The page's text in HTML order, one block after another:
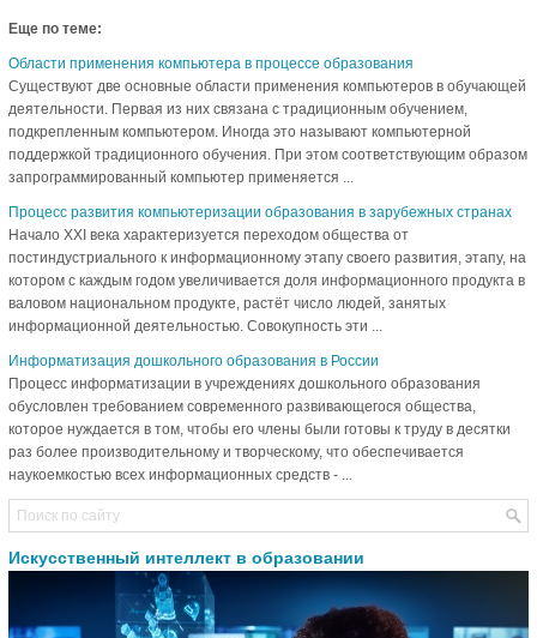
Еще по теме:
Области применения компьютера в процессе образования
Существуют две основные области применения компьютеров в обучающей
деятельности. Первая из них связана с традиционным обучением,
подкрепленным компьютером. Иногда это называют компьютерной
поддержкой традиционного обучения. При этом соответствующим образом
запрограммированный компьютер применяется ...
Процесс развития компьютеризации образования в зарубежных странах
Начало XXI века характеризуется переходом общества от
постиндустриального к информационному этапу своего развития, этапу, на
котором с каждым годом увеличивается доля информационного продукта в
валовом национальном продукте, растёт число людей, занятых
информационной деятельностью. Совокупность эти ...
Информатизация дошкольного образования в России
Процесс информатизации в учреждениях дошкольного образования
обусловлен требованием современного развивающегося общества,
которое нуждается в том, чтобы его члены были готовы к труду в десятки
раз более производительному и творческому, что обеспечивается
наукоемкостью всех информационных средств - ...
Искусственный интеллект в образовании